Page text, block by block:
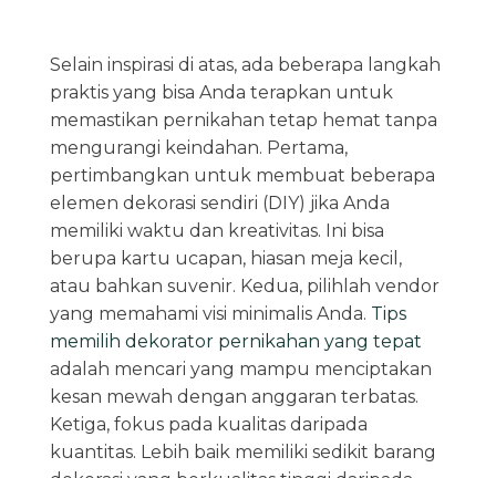
Selain inspirasi di atas, ada beberapa langkah
praktis yang bisa Anda terapkan untuk
memastikan pernikahan tetap hemat tanpa
mengurangi keindahan. Pertama,
pertimbangkan untuk membuat beberapa
elemen dekorasi sendiri (DIY) jika Anda
memiliki waktu dan kreativitas. Ini bisa
berupa kartu ucapan, hiasan meja kecil,
atau bahkan suvenir. Kedua, pilihlah vendor
yang memahami visi minimalis Anda. Tips
memilih dekorator pernikahan yang tepat
adalah mencari yang mampu menciptakan
kesan mewah dengan anggaran terbatas.
Ketiga, fokus pada kualitas daripada
kuantitas. Lebih baik memiliki sedikit barang